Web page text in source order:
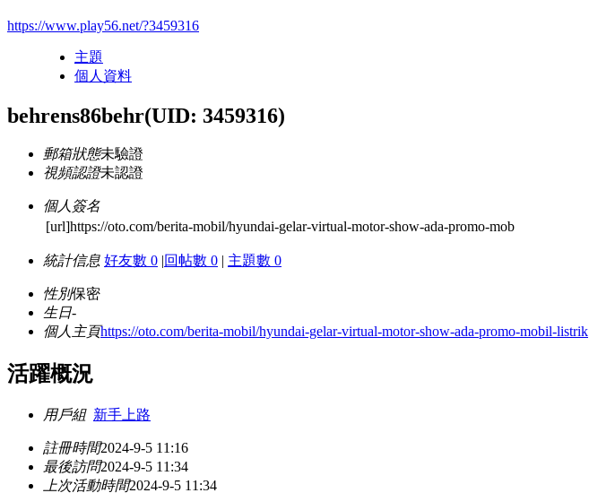
https://www.play56.net/?3459316
主題
個人資料
behrens86behr(UID: 3459316)
郵箱狀態未驗證
視頻認證未認證
個人簽名
[url]https://oto.com/berita-mobil/hyundai-gelar-virtual-motor-show-ada-promo-mob
統計信息 好友數 0 |回帖數 0 | 主題數 0
性別保密
生日-
個人主頁https://oto.com/berita-mobil/hyundai-gelar-virtual-motor-show-ada-promo-mobil-listrik
活躍概況
用戶組 新手上路
註冊時間2024-9-5 11:16
最後訪問2024-9-5 11:34
上次活動時間2024-9-5 11:34